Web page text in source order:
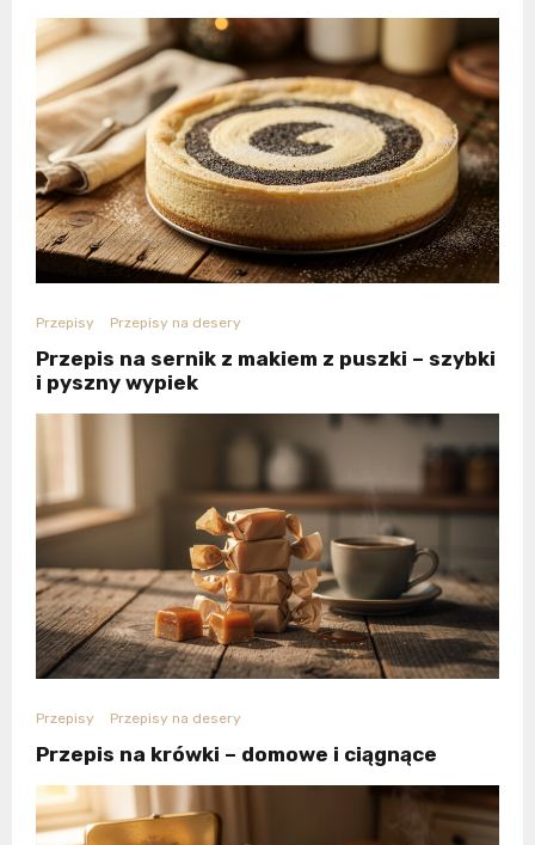
Przepisy Przepisy na desery
Przepis na sernik z makiem z puszki – szybki
i pyszny wypiek
Przepisy Przepisy na desery
Przepis na krówki – domowe i ciągnące